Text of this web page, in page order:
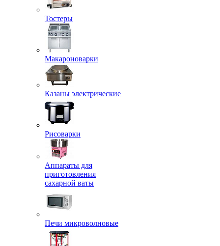
Тостеры
Макароноварки
Казаны электрические
Рисоварки
Аппараты для
приготовления
сахарной ваты
Печи микроволновые